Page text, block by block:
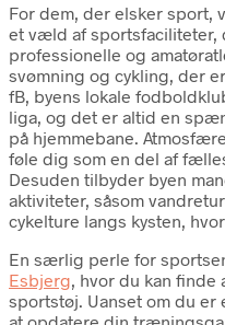
For dem, der elsker sport,
et væld af sportsfaciliteter,
professionelle og
svømning og cykling, der
fB, byens lokale
liga, og det er altid en
på hjemmebane.
føle dig som en del af
Desuden tilbyder byen
aktiviteter, såsom
cykelture langs kysten,
En særlig perle for
Esbjerg , hvor du kan
sportstøj. Uanset om du
at opdatere din